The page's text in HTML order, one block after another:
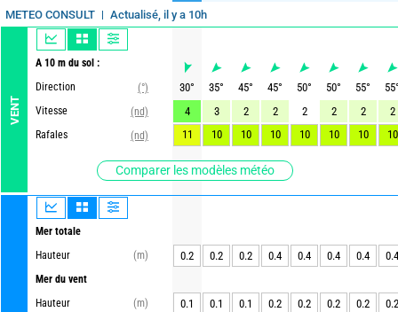
METEO CONSULT Actualisé, il y a 10h
VENT
A 10 m du sol :
Direction
(°)
Vitesse
(nd)
Rafales
(nd)
Comparer les modèles météo
Mer totale
Hauteur
(m)
Mer du vent
Hauteur
(m)
30° 35° 45° 45° 50° 50° 55° 55
4
3 2 2 2 2 2
2
11
10 10 10 10 10 10 10
0.2 0.2 0.2 0.4 0.4 0.4 0.4 0.4
0.1 0.1 0.1 0.2 0.2 0.2 0.2 0.2